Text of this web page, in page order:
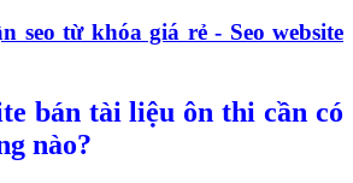
seo từ khóa giá rẻ - Seo website
bán tài liệu ôn thi cần có
nào?